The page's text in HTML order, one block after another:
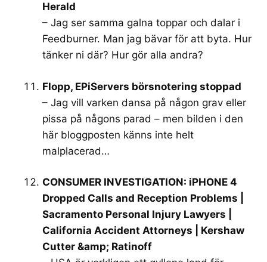
Herald
– Jag ser samma galna toppar och dalar i
Feedburner. Man jag bävar för att byta. Hur
tänker ni där? Hur gör alla andra?
Flopp, EPiServers börsnotering stoppad
– Jag vill varken dansa på någon grav eller
pissa på någons parad – men bilden i den
här bloggposten känns inte helt
malplacerad…
CONSUMER INVESTIGATION: iPHONE 4
Dropped Calls and Reception Problems |
Sacramento Personal Injury Lawyers |
California Accident Attorneys | Kershaw
Cutter &amp; Ratinoff